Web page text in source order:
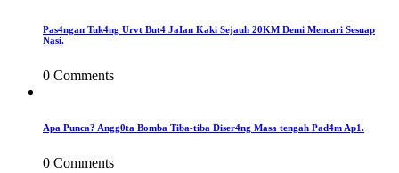
Pas4ngan Tuk4ng Urvt But4 JaIan Kaki Sejauh 20KM Demi Mencari Sesuap
Nasi.
0 Comments
Apa Punca? Angg0ta Bomba Tiba-tiba Diser4ng Masa tengah Pad4m Ap1.
0 Comments